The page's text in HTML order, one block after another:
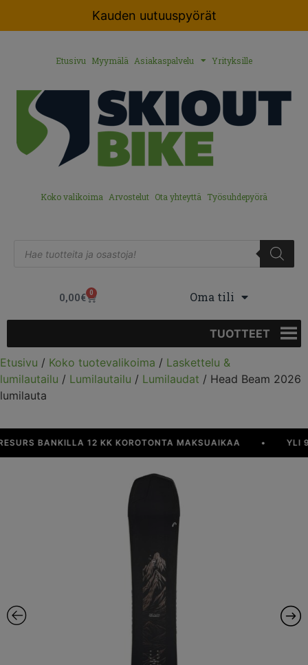
Kauden uutuuspyörät
Etusivu Myymälä Asiakaspalvelu Yrityksille
Koko valikoima Arvostelut Ota yhteyttä Työsuhdepyörä
0,00€ 0 Oma tili
TUOTTEET
Etusivu / Koko tuotevalikoima / Laskettelu &
lumilautailu / Lumilautailu / Lumilaudat / Head Beam 2026
lumilauta
BANKILLA 12 KK KOROTONTA MAKSUAIKAA YLI 90